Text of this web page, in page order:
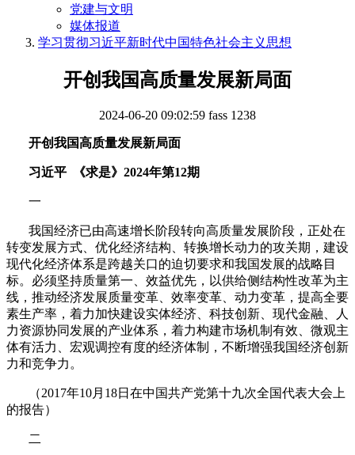
党建与文明
媒体报道
学习贯彻习近平新时代中国特色社会主义思想
开创我国高质量发展新局面
2024-06-20 09:02:59 fass 1238
开创我国高质量发展新局面
习近平 《求是》 2024年第12期
一
我国经济已由高速增长阶段转向高质量发展阶段，正处在
转变发展方式、优化经济结构、转换增长动力的攻关期，建设
现代化经济体系是跨越关口的迫切要求和我国发展的战略目
标。必须坚持质量第一、效益优先，以供给侧结构性改革为主
线，推动经济发展质量变革、效率变革、动力变革，提高全要
素生产率，着力加快建设实体经济、科技创新、现代金融、人
力资源协同发展的产业体系，着力构建市场机制有效、微观主
体有活力、宏观调控有度的经济体制，不断增强我国经济创新
力和竞争力。
（2017年10月 18日在中国共产党第十九次全国代表大会上
的报告）
二